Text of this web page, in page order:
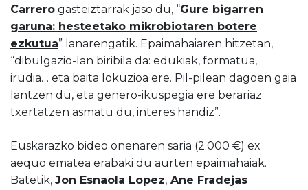
Carrero gasteiztarrak jaso du, “Gure bigarren
garuna: hesteetako mikrobiotaren botere
ezkutua” lanarengatik. Epaimahaiaren hitzetan,
“dibulgazio-lan biribila da: edukiak, formatua,
irudia… eta baita lokuzioa ere. Pil-pilean dagoen gaia
lantzen du, eta genero-ikuspegia ere berariaz
txertatzen asmatu du, interes handiz”.
Euskarazko bideo onenaren saria (2.000 €) ex
aequo ematea erabaki du aurten epaimahaiak.
Batetik, Jon Esnaola Lopez, Ane Fradejas